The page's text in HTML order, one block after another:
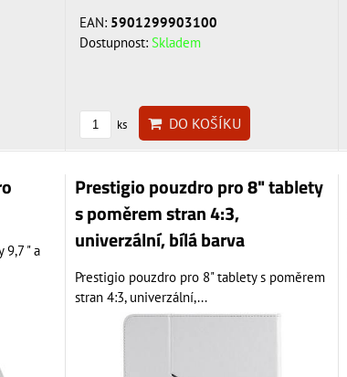
EAN: 5901299903100
Dostupnost: Skladem
ks DO KOŠÍKU
9,7 " a
Prestigio pouzdro pro 8" tablety
s poměrem stran 4:3,
univerzální, bílá barva
Prestigio pouzdro pro 8" tablety s poměrem
stran 4:3, univerzální,...